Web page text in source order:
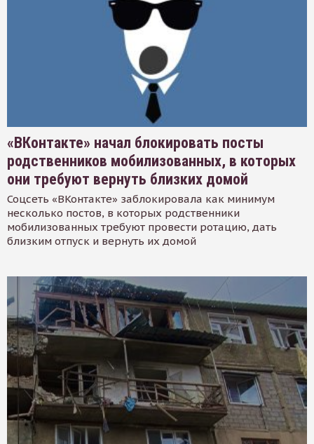
«ВКонтакте» начал блокировать посты
родственников мобилизованных, в которых
они требуют вернуть близких домой
Соцсеть «ВКонтакте» заблокировала как минимум
несколько постов, в которых родственники
мобилизованных требуют провести ротацию, дать
близким отпуск и вернуть их домой